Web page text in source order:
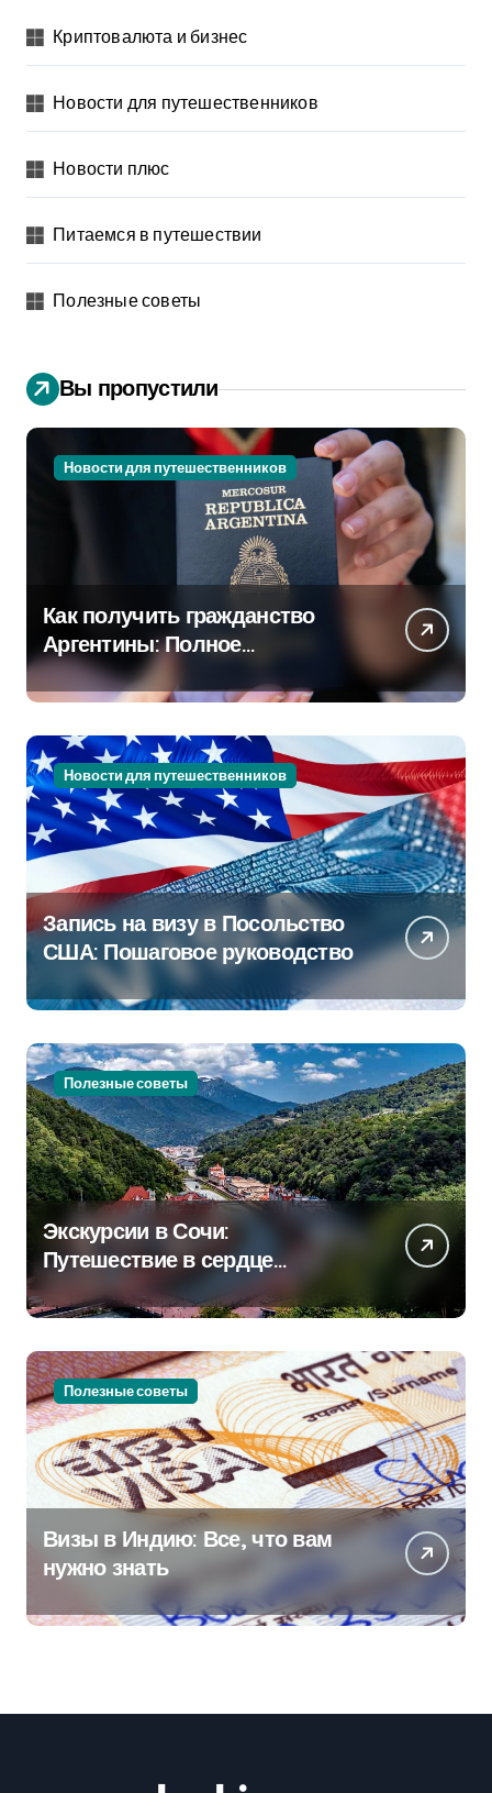
Криптовалюта и бизнес
Новости для путешественников
Новости плюс
Питаемся в путешествии
Полезные советы
Вы пропустили
Новости для путешественников
Как получить гражданство
Аргентины: Полное
руководство
Новости для путешественников
Запись на визу в Посольство
США: Пошаговое руководство
Полезные советы
Экскурсии в Сочи:
Путешествие в сердце
Черноморского курорта
Полезные советы
Визы в Индию: Все, что вам
нужно знать